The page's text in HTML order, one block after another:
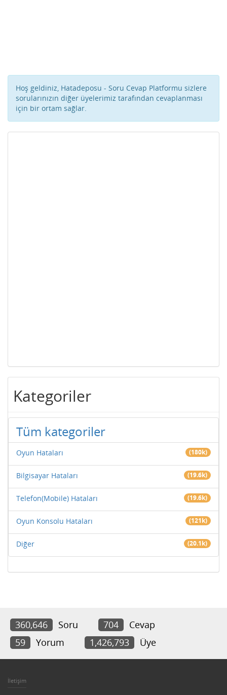
Hoş geldiniz, Hatadeposu - Soru Cevap Platformu sizlere
sorularınızın diğer üyelerimiz tarafından cevaplanması
için bir ortam sağlar.
Kategoriler
Tüm kategoriler
Oyun Hataları (180k)
Bilgisayar Hataları (19.6k)
Telefon(Mobile) Hataları (19.6k)
Oyun Konsolu Hataları (121k)
Diğer (20.1k)
360,646 Soru 704
Cevap
59
Yorum 1,426,793 Üye
İletişim